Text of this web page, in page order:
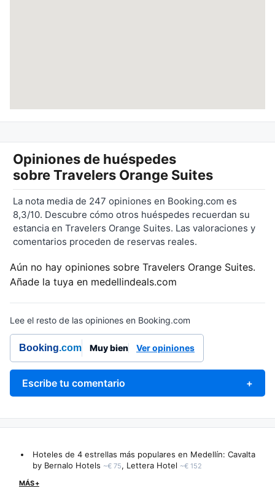
Opiniones de huéspedes
sobreTravelers Orange Suites
La nota media de 247 opiniones en Booking.com es
8,3/10. Descubre cómo otros huéspedes recuerdan su
estancia en Travelers Orange Suites. Las valoraciones y
comentarios proceden de reservas reales.
Aún no hay opiniones sobre Travelers Orange Suites.
Añade la tuya en medellindeals.com
Lee el resto de las opiniones en Booking.com
Booking.com Muy bien Ver opiniones
Escribe tu comentario +
Hoteles de 4 estrellas más populares en Medellín: Cavalta
by Bernalo Hotels ~€ 75, Lettera Hotel ~€ 152
MÁS+